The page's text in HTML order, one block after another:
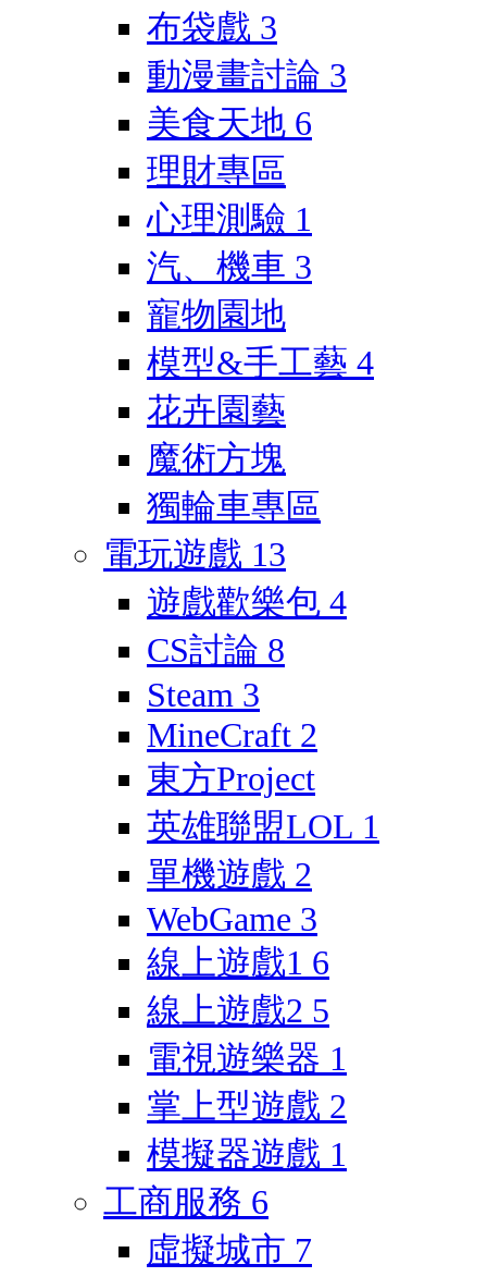
布袋戲 3
動漫畫討論 3
美食天地 6
理財專區
心理測驗 1
汽、機車 3
寵物園地
模型&手工藝 4
花卉園藝
魔術方塊
獨輪車專區
電玩遊戲 13
遊戲歡樂包 4
CS討論 8
Steam 3
MineCraft 2
東方Project
英雄聯盟LOL 1
單機遊戲 2
WebGame 3
線上遊戲1 6
線上遊戲2 5
電視遊樂器 1
掌上型遊戲 2
模擬器遊戲 1
工商服務 6
虛擬城市 7